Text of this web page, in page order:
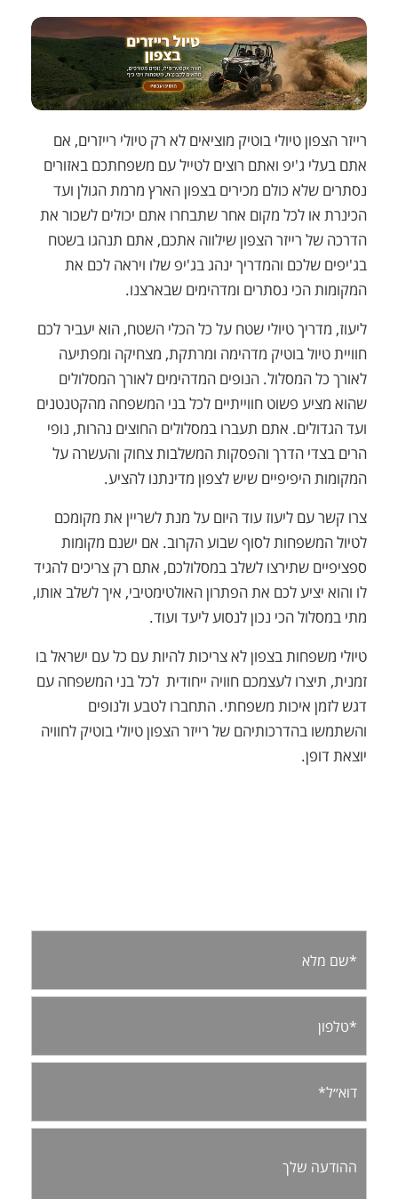
רייזר הצפון טיולי בוטיק מוציאים לא רק טיולי רייזרים, אם
אתם בעלי ג'יפ ואתם רוצים לטייל עם משפחתכם באזורים
נסתרים שלא כולם מכירים בצפון הארץ מרמת הגולן ועד
הכינרת או לכל מקום אחר שתבחרו אתם יכולים לשכור את
הדרכה של רייזר הצפון שילווה אתכם, אתם תנהגו בשטח
בג'יפים שלכם והמדריך ינהג בג'יפ שלו ויראה לכם את
המקומות הכי נסתרים ומדהימים שבארצנו.
ליעוז, מדריך טיולי שטח על כל הכלי השטח, הוא יעביר לכם
חוויית טיול בוטיק מדהימה ומרתקת, מצחיקה ומפתיעה
לאורך כל המסלול. הנופים המדהימים לאורך המסלולים
שהוא מציע פשוט חווייתיים לכל בני המשפחה מהקטנטנים
ועד הגדולים. אתם תעברו במסלולים החוצים נהרות, נופי
הרים בצדי הדרך והפסקות המשלבות צחוק והעשרה על
המקומות היפיפיים שיש לצפון מדינתנו להציע.
צרו קשר עם ליעוז עוד היום על מנת לשריין את מקומכם
לטיול המשפחות לסוף שבוע הקרוב. אם ישנם מקומות
ספציפיים שתירצו לשלב במסלולכם, אתם רק צריכים להגיד
לו והוא יציע לכם את הפתרון האולטימטיבי, איך לשלב אותו,
מתי במסלול הכי נכון לנסוע ליעד ועוד.
טיולי משפחות בצפון לא צריכות להיות עם כל עם ישראל בו
זמנית, תיצרו לעצמכם חוויה ייחודית לכל בני המשפחה עם
דגש לזמן איכות משפחתי. התחברו לטבע ולנופים
והשתמשו בהדרכותיהם של רייזר הצפון טיולי בוטיק לחוויה
יוצאת דופן.